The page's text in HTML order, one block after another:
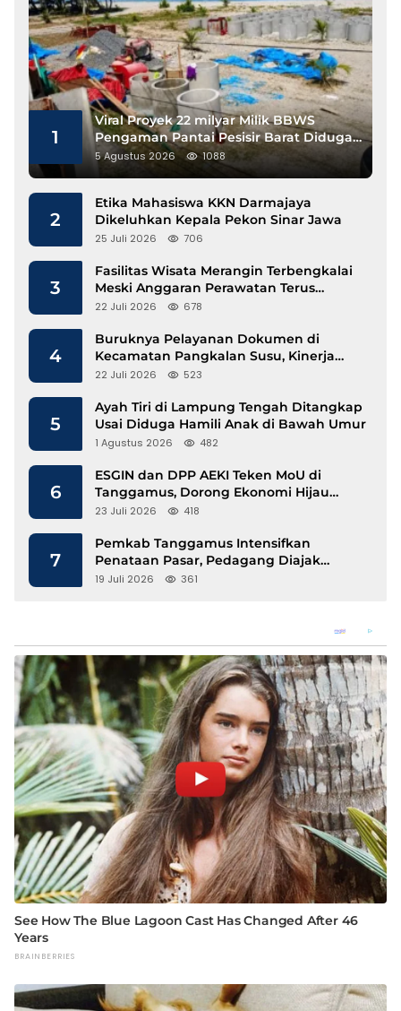
1
Viral Proyek 22 milyar Milik BBWS
Pengaman Pantai Pesisir Barat Diduga
Gunakan Besi Banci
5 Agustus 2026 1088
2
Etika Mahasiswa KKN Darmajaya
Dikeluhkan Kepala Pekon Sinar Jawa
25 Juli 2026 706
3
Fasilitas Wisata Merangin Terbengkalai
Meski Anggaran Perawatan Terus
Mengalir
22 Juli 2026 678
4
Buruknya Pelayanan Dokumen di
Kecamatan Pangkalan Susu, Kinerja
Disdukcapil Langkat Disorot
22 Juli 2026 523
5
Ayah Tiri di Lampung Tengah Ditangkap
Usai Diduga Hamili Anak di Bawah Umur
1 Agustus 2026 482
6
ESGIN dan DPP AEKI Teken MoU di
Tanggamus, Dorong Ekonomi Hijau
Berbasis Kopi dan Perdagangan Karbon
23 Juli 2026 418
7
Pemkab Tanggamus Intensifkan
Penataan Pasar, Pedagang Diajak
Tempati Pasar Modern Talang Padang
19 Juli 2026 361